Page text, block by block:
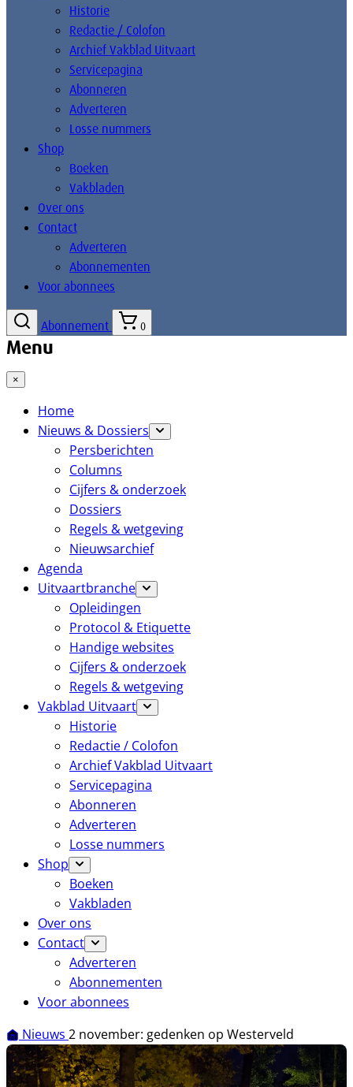
Historie
Redactie / Colofon
Archief Vakblad Uitvaart
Servicepagina
Abonneren
Adverteren
Losse nummers
Shop
Boeken
Vakbladen
Over ons
Contact
Adverteren
Abonnementen
Voor abonnees
Abonnement 0
Menu
×
Home
Nieuws & Dossiers
Persberichten
Columns
Cijfers & onderzoek
Dossiers
Regels & wetgeving
Nieuwsarchief
Agenda
Uitvaartbranche
Opleidingen
Protocol & Etiquette
Handige websites
Cijfers & onderzoek
Regels & wetgeving
Vakblad Uitvaart
Historie
Redactie / Colofon
Archief Vakblad Uitvaart
Servicepagina
Abonneren
Adverteren
Losse nummers
Shop
Boeken
Vakbladen
Over ons
Contact
Adverteren
Abonnementen
Voor abonnees
Nieuws 2 november: gedenken op Westerveld